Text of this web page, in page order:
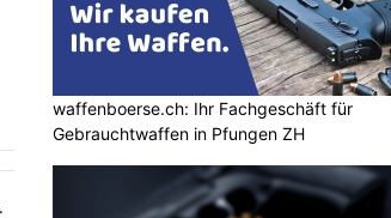
waffenboerse.ch: Ihr Fachgeschäft für
Gebrauchtwaffen in Pfungen ZH